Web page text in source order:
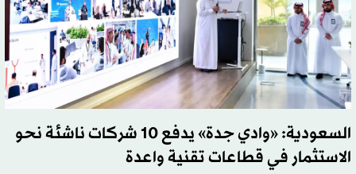
السعودية: «وادي جدة» يدفع 10 شركات ناشئة نحو
الاستثمار في قطاعات تقنية واعدة